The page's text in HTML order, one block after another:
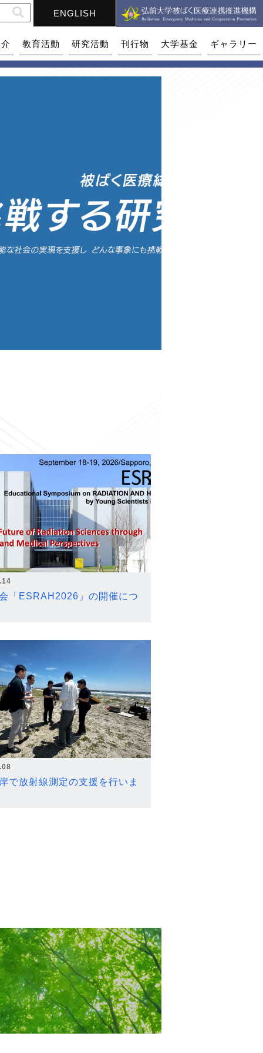
ENGLISH
教育活動 研究活動 刊行物 大学基金 ギャラリー
「ESRAH2026」の開催につ
で放射線測定の支援を行いま